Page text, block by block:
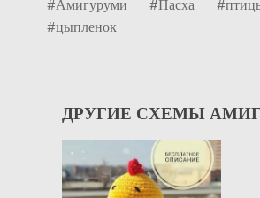
#Амигуруми #Пасха
#цыпленок
ДРУГИЕ СХЕМЫ